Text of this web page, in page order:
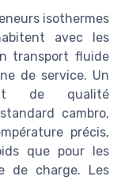
isothermes
avec les
transport fluide
de service. Un
de qualité
cambro,
précis,
que pour les
de charge. Les